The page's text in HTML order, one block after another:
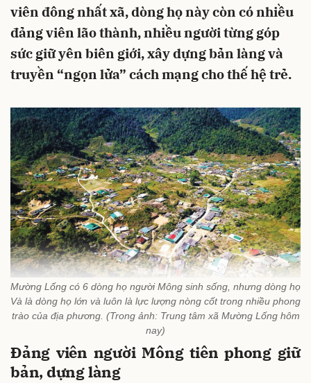
viên đông nhất xã, dòng họ này còn có nhiều
đảng viên lão thành, nhiều người từng góp
sức giữ yên biên giới, xây dựng bản làng và
truyền “ngọn lửa” cách mạng cho thế hệ trẻ.
Mường Lống có 6 dòng họ người Mông sinh sống, nhưng dòng họ
Và là dòng họ lớn và luôn là lực lượng nòng cốt trong nhiều phong
trào của địa phương. (Trong ảnh: Trung tâm xã Mường Lống hôm
nay)
Đảng viên người Mông tiên phong giữ
bản, dựng làng